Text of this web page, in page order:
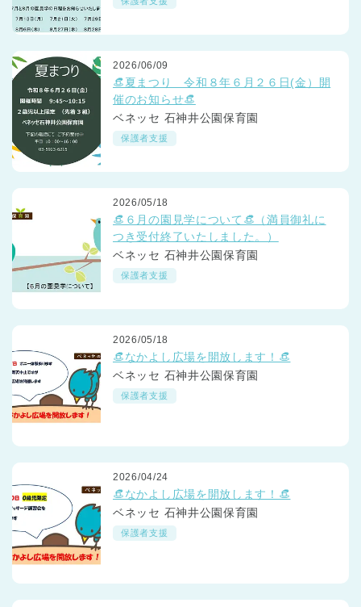
神奈川県 神奈川県 全域
2026/06/09
👒夏まつり 令和８年６月２６日(金）開
催のお知らせ👒
ベネッセ 石神井公園保育園
保護者支援
2026/05/18
👒６月の園見学について👒（満員御礼に
つき受付終了いたしました。）
ベネッセ 石神井公園保育園
保護者支援
2026/05/18
👒なかよし広場を開放します！👒
ベネッセ 石神井公園保育園
保護者支援
2026/04/24
👒なかよし広場を開放します！👒
ベネッセ 石神井公園保育園
保護者支援